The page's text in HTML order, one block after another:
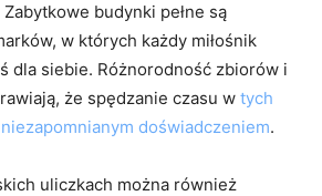
​budynki pełne są
​w których każdy miłośnik
dla siebie. Różnorodność zbiorów i
że ⁤spędzanie czasu ⁣w tych
doświadczeniem.
uliczkach ⁤można również